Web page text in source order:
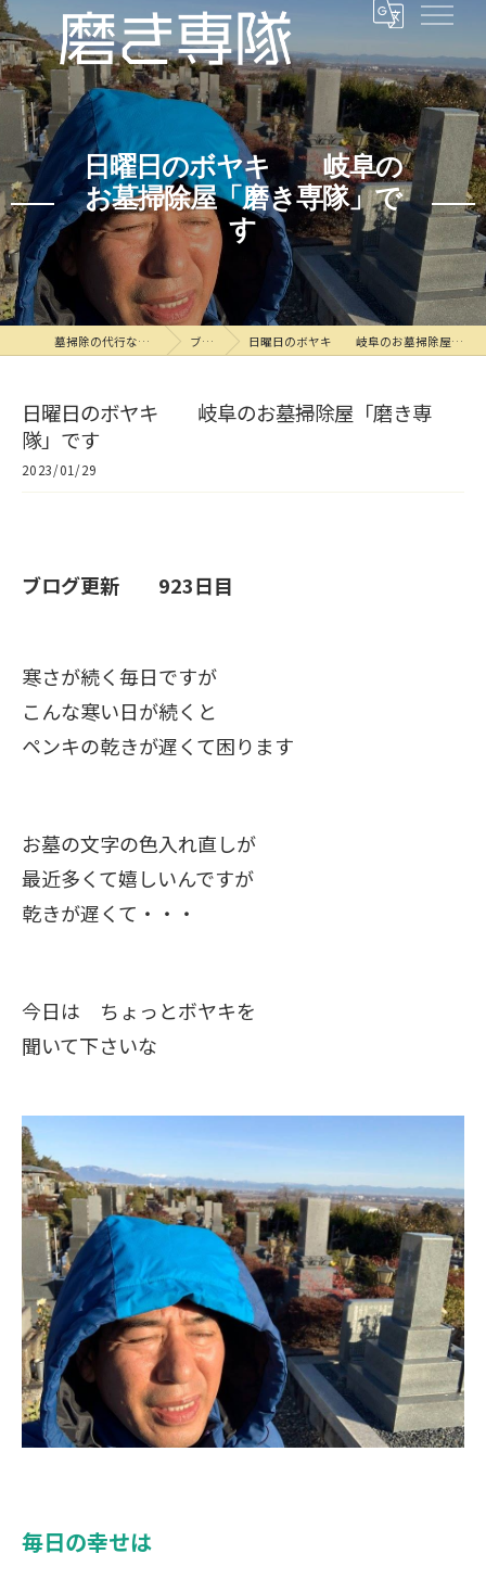
日曜日のボヤキ 岐阜の
お墓掃除屋「磨き専隊」で
す
墓掃除の代行なら磨き専隊 ブログ 日曜日のボヤキ 岐阜のお墓掃除屋「磨き専隊」です
日曜日のボヤキ 岐阜のお墓掃除屋「磨き専
隊」です
2023/01/29
ブログ更新 923日目
寒さが続く毎日ですが
こんな寒い日が続くと
ペンキの乾きが遅くて困ります
お墓の文字の色入れ直しが
最近多くて嬉しいんですが
乾きが遅くて・・・
今日は ちょっとボヤキを
聞いて下さいな
毎日の幸せは